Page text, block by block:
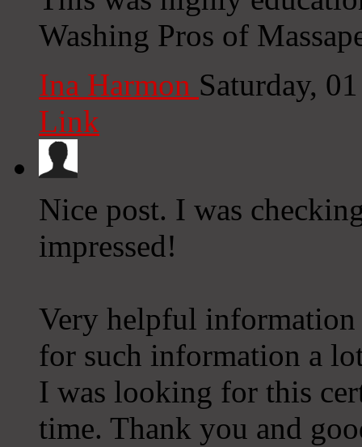
Washing Pros of
Ina Harmon Saturday,
Link
Nice post. I was
impressed!
Very helpful
for such information a
I was looking for this
time. Thank you and